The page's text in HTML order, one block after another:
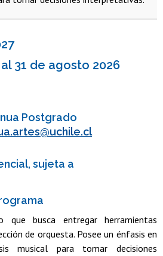
31 de agosto 2026
Postgrado
sujeta a
que busca entregar herramientas
de orquesta. Posee un énfasis en
musical para tomar decisiones